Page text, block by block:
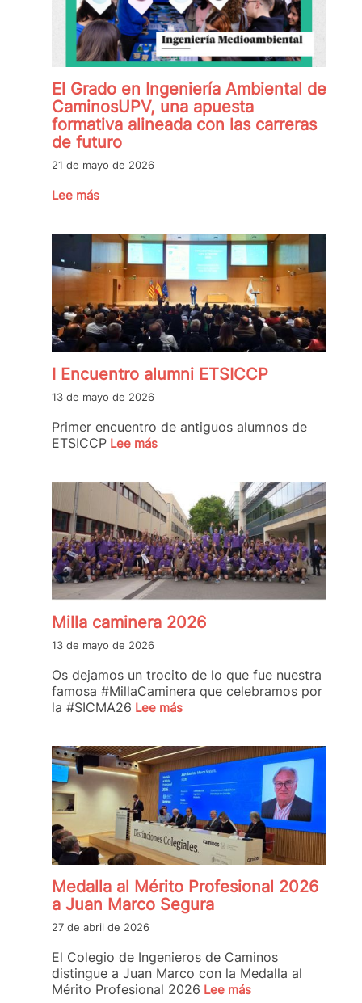
El Grado en Ingeniería Ambiental de
CaminosUPV, una apuesta
formativa alineada con las carreras
de futuro
21 de mayo de 2026
Lee más
I Encuentro alumni ETSICCP
13 de mayo de 2026
Primer encuentro de antiguos alumnos de
ETSICCP Lee más
Milla caminera 2026
13 de mayo de 2026
Os dejamos un trocito de lo que fue nuestra
famosa #MillaCaminera que celebramos por
la #SICMA26 Lee más
Medalla al Mérito Profesional 2026
a Juan Marco Segura
27 de abril de 2026
El Colegio de Ingenieros de Caminos
distingue a Juan Marco con la Medalla al
Mérito Profesional 2026 Lee más